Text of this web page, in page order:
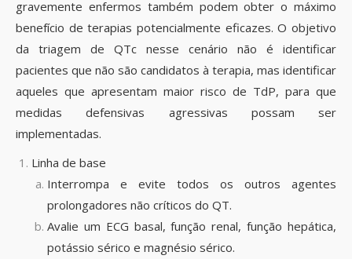
gravemente enfermos também podem obter o máximo
benefício de terapias potencialmente eficazes. O objetivo
da triagem de QTc nesse cenário não é identificar
pacientes que não são candidatos à terapia, mas identificar
aqueles que apresentam maior risco de TdP, para que
medidas defensivas agressivas possam ser
implementadas.
Linha de base
Interrompa e evite todos os outros agentes
prolongadores não críticos do QT.
Avalie um ECG basal, função renal, função hepática,
potássio sérico e magnésio sérico.